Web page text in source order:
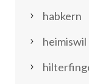
habkern
heimiswil